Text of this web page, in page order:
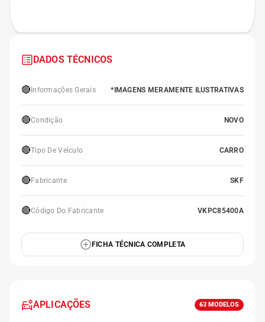
DADOS TÉCNICOS
🔴 Informações Gerais *IMAGENS MERAMENTE ILUSTRATIVAS
🔴Condição NOVO
🔴Tipo De Veículo CARRO
🔴 Fabricante SKF
🔴Código Do Fabricante VKPC85400A
FICHA TÉCNICA COMPLETA
APLICAÇÕES 63 MODELOS